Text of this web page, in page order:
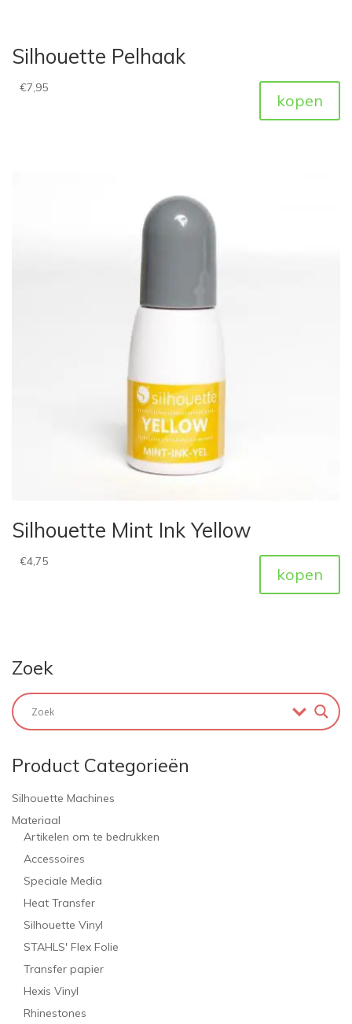
Silhouette Pelhaak
€7,95
kopen
Silhouette Mint Ink Yellow
€4,75
kopen
Zoek
Product Categorieën
Silhouette Machines
Materiaal
Artikelen om te bedrukken
Accessoires
Speciale Media
Heat Transfer
Silhouette Vinyl
STAHLS' Flex Folie
Transfer papier
Hexis Vinyl
Rhinestones